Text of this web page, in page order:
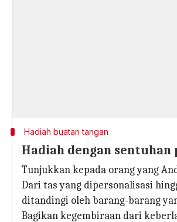
Hadiah buatan tangan
Hadiah dengan
Tunjukkan kepada orang yang
Dari tas yang dipersonalisasi
ditandingi oleh barang-barang
Bagikan kegembiraan dari